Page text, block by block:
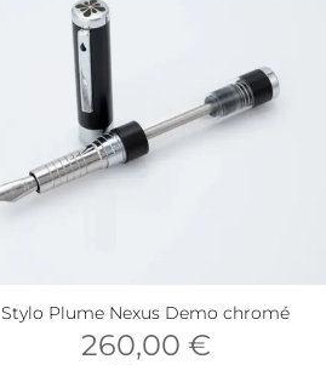
Stylo Plume Nexus Demo chromé
260,00 €